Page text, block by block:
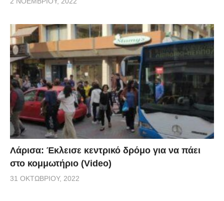
Λάρισα: Έκλεισε κεντρικό δρόμο για να πάει
στο κομμωτήριο (Video)
31 ΟΚΤΩΒΡΊΟΥ, 2022